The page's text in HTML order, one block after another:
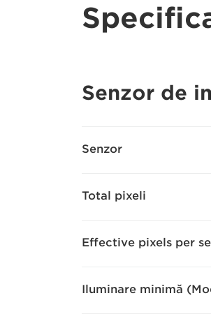
Senzor de
Senzor
Total pixeli
Effective pixels per
Iluminare minimă